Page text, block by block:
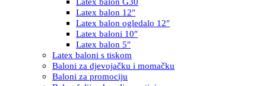
Latex balon 12″
Latex balon ogledalo 12″
Latex baloni 10″
Latex balon 5″
Latex baloni s tiskom
Baloni za djevojačku i momačku
Baloni za promociju